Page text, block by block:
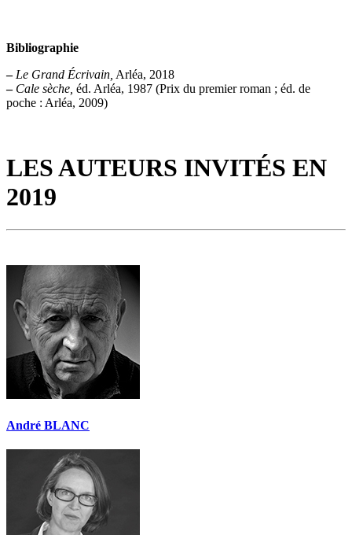
Bibliographie
– Le Grand Écrivain, Arléa, 2018
– Cale sèche, éd. Arléa, 1987 (Prix du premier roman ; éd. de
poche : Arléa, 2009)
LES AUTEURS INVITÉS EN
2019
André BLANC